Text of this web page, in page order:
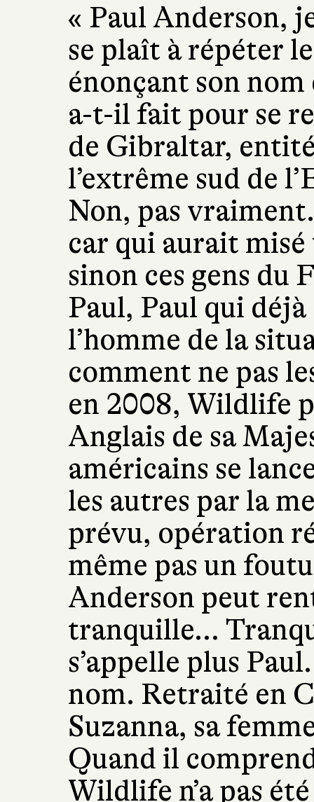
« Paul Anderson,
se plaît à répéter
énonçant son
a-t-il fait pour se
de Gibraltar,
l’extrême sud de
Non, pas
car qui aurait
sinon ces gens du
Paul, Paul qui
l’homme de la
comment ne pas
en 2008, Wildlife
Anglais de sa
américains se
les autres par la
prévu, opération
même pas un
Anderson peut
tranquille...
s’appelle plus
nom. Retraité en
Suzanna, sa
Quand il
Wildlife n’a pas